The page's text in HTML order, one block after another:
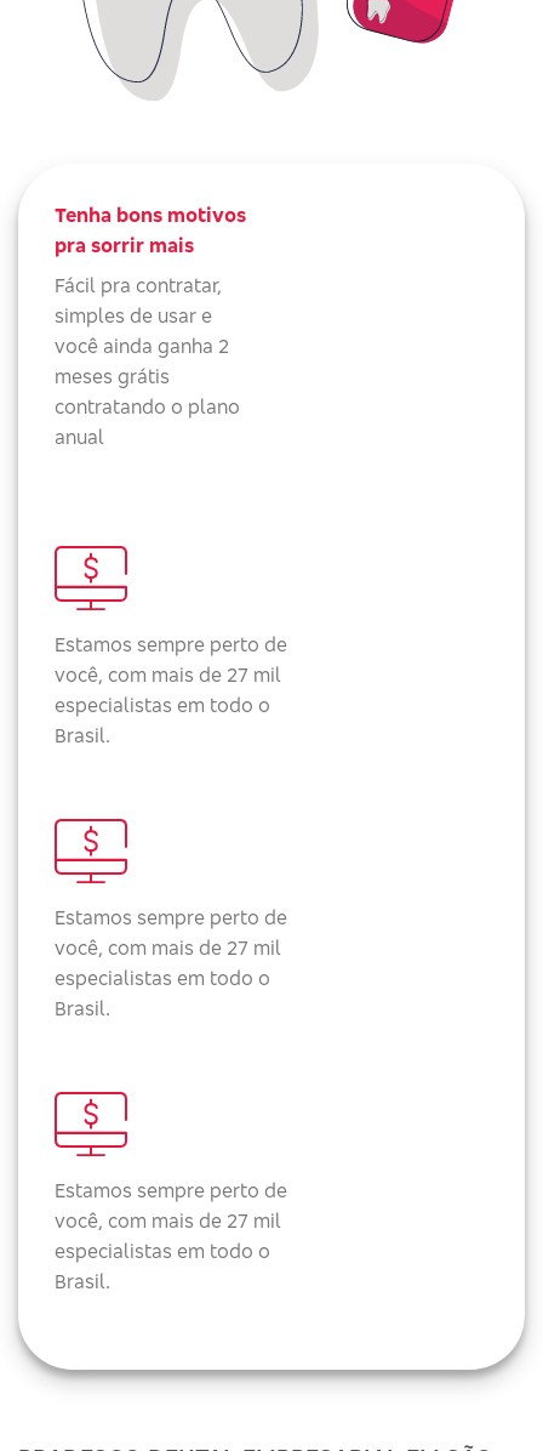
Tenha bons motivos
pra sorrir mais
Fácil pra contratar,
simples de usar e
você ainda ganha 2
meses grátis
contratando o plano
anual
Estamos sempre perto de
você, com mais de 27 mil
especialistas em todo o
Brasil.
Estamos sempre perto de
você, com mais de 27 mil
especialistas em todo o
Brasil.
Estamos sempre perto de
você, com mais de 27 mil
especialistas em todo o
Brasil.